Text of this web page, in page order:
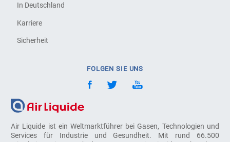
Air Liquide ist ein Weltmarktführer bei Gasen, Technologien und
Services für Industrie und Gesundheit. Mit rund 66.500
In Deutschland
Karriere
Sicherheit
FOLGEN SIE UNS